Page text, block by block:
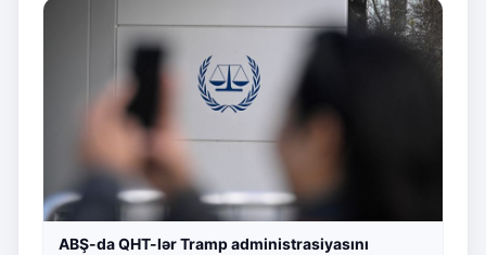
ABŞ-da QHT-lər Tramp administrasiyasını